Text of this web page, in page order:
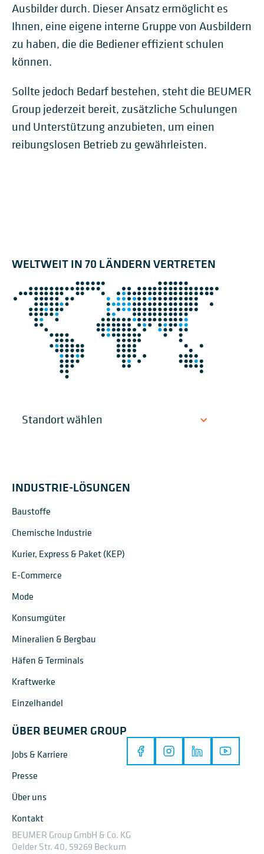
Ausbilder durch. Dieser Ansatz ermöglicht es
Ihnen, eine eigene interne Gruppe von Ausbildern
zu haben, die die Bediener effizient schulen
können.
Sollte jedoch Bedarf bestehen, steht die BEUMER
Group jederzeit bereit, zusätzliche Schulungen
und Unterstützung anzubieten, um einen
reibungslosen Betrieb zu gewährleisten.
WELTWEIT IN 70 LÄNDERN VERTRETEN
INDUSTRIE-LÖSUNGEN
Baustoffe
Chemische Industrie
Kurier, Express & Paket (KEP)
E-Commerce
Mode
Konsumgüter
Mineralien & Bergbau
Häfen & Terminals
Kraftwerke
Einzelhandel
ÜBER BEUMER GROUP
Jobs & Karriere
Presse
Über uns
Kontakt
BEUMER Group GmbH & Co. KG
Oelder Str. 40, 59269 Beckum